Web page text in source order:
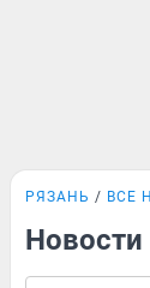
РЯЗАНЬ ВСЕ
Новости